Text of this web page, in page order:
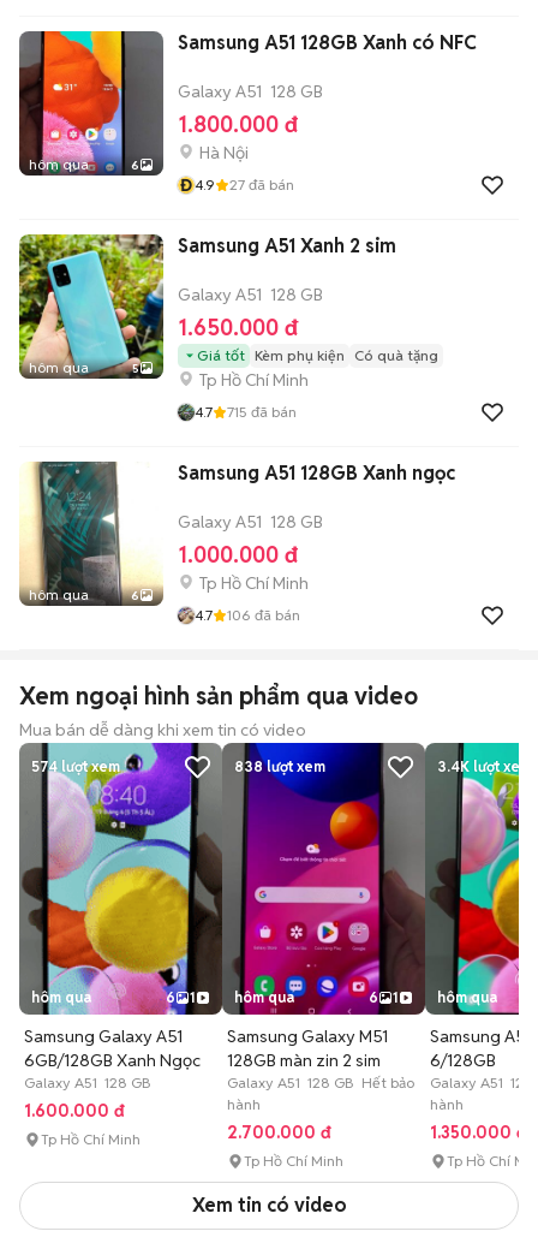
hôm qua 6
Samsung A51 128GB Xanh có NFC
Galaxy A51 128 GB
1.800.000 đ
Hà Nội
Đ4.9 27 đã bán
hôm qua 5
Samsung A51 Xanh 2 sim
Galaxy A51 128 GB
1.650.000 đ
Giá tốt Kèm phụ kiện Có quà tặng
Tp Hồ Chí Minh
4.7 715 đã bán
hôm qua 6
Samsung A51 128GB Xanh ngọc
Galaxy A51 128 GB
1.000.000 đ
Tp Hồ Chí Minh
4.7 106 đã bán
Xem ngoại hình sản phẩm qua video
Mua bán dễ dàng khi xem tin có video
574 lượt xem
hôm qua 6 1
Samsung Galaxy A51
6GB/128GB Xanh Ngọc
Galaxy A51 128 GB
1.600.000 đ
Tp Hồ Chí Minh
838lượt xem
hôm qua 6 1
Samsung Galaxy M51
128GB màn zin 2 sim
Galaxy A51 128 GB Hết bảo
hành
2.700.000 đ
Tp Hồ Chí Minh
3.4K lượt xem
hôm qua
Samsung A51
6/128GB
Galaxy A51
hành
1.350.000 đ
Tp Hồ Chí
Xem tin có video